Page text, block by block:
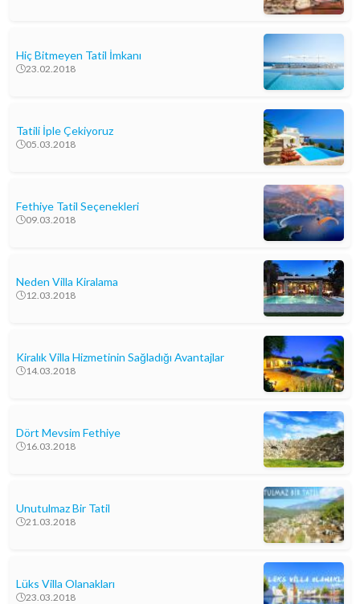
Hiç Bitmeyen Tatil İmkanı
23.02.2018
Tatili İple Çekiyoruz
05.03.2018
Fethiye Tatil Seçenekleri
09.03.2018
Neden Villa Kiralama
12.03.2018
Kiralık Villa Hizmetinin Sağladığı Avantajlar
14.03.2018
Dört Mevsim Fethiye
16.03.2018
Unutulmaz Bir Tatil
21.03.2018
Lüks Villa Olanakları
23.03.2018